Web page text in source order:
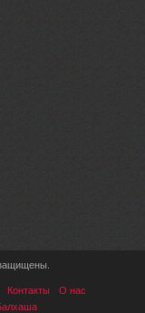
Контакты
О нас